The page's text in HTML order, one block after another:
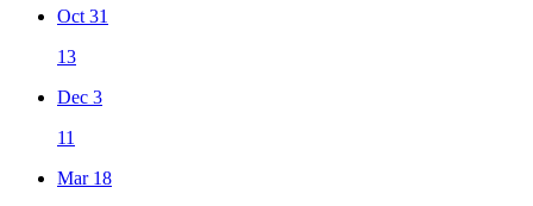
Oct 31
13
Dec 3
11
Mar 18